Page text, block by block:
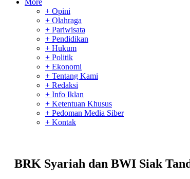
More
+ Opini
+ Olahraga
+ Pariwisata
+ Pendidikan
+ Hukum
+ Politik
+ Ekonomi
+ Tentang Kami
+ Redaksi
+ Info Iklan
+ Ketentuan Khusus
+ Pedoman Media Siber
+ Kontak
BRK Syariah dan BWI Siak